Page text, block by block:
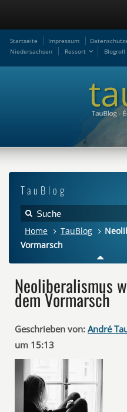
Startseite Impressum
Niedersachsen
Ressort Blogroll
TauBlog
Home TauBlog
Vormarsch
Neoliberalismus
dem Vormarsch
Geschrieben von: André
um 15:13